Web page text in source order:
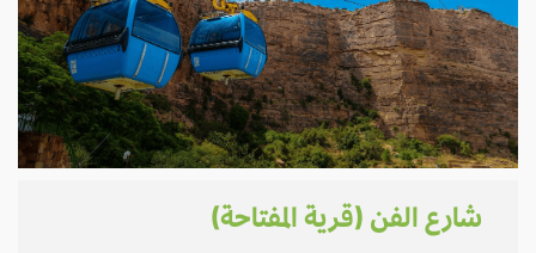
شارع الفن (قرية المفتاحة)